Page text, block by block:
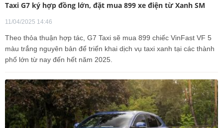
Taxi G7 ký hợp đồng lớn, đặt mua 899 xe điện từ Xanh SM
11/04/2025 14:46
Theo thỏa thuận hợp tác, G7 Taxi sẽ mua 899 chiếc VinFast VF 5
màu trắng nguyên bản để triển khai dịch vụ taxi xanh tại các thành
phố lớn từ nay đến hết năm 2025.